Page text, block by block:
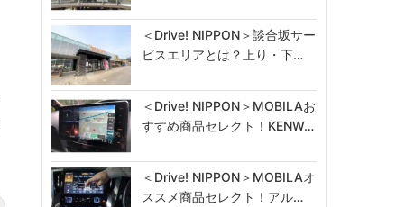
＜Drive! NIPPON＞談合坂サー
ビスエリアとは？上り・下…
＜Drive! NIPPON＞MOBILAお
すすめ商品セレクト！KENW…
＜Drive! NIPPON＞MOBILAオ
ススメ商品セレクト！アル…